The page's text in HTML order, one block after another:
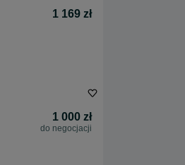
1 169 zł
1 000 zł
do negocjacji